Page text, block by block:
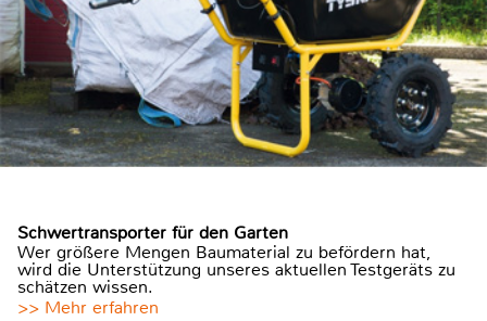
Schwertransporter für den Garten
Wer größere Mengen Baumaterial zu befördern hat,
wird die Unterstützung unseres aktuellen Testgeräts zu
schätzen wissen.
>> Mehr erfahren